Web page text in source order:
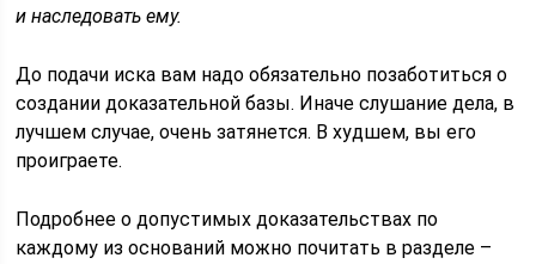
и наследовать ему.
До подачи иска вам надо обязательно позаботиться о
создании доказательной базы. Иначе слушание дела, в
лучшем случае, очень затянется. В худшем, вы его
проиграете.
Подробнее о допустимых доказательствах по
каждому из оснований можно почитать в разделе –